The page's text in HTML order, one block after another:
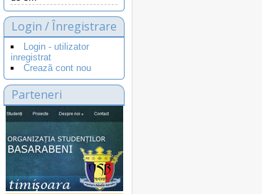
Login / Înregistrare
Login - utilizator
inregistrat
Crează cont nou
Parteneri